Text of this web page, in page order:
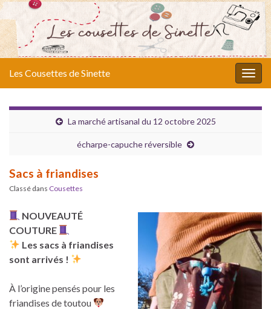
Les Cousettes de Sinette
La marché artisanal du 12 octobre 2025
écharpe-capuche réversible
Sacs à friandises
Classé dans Cousettes
NOUVEAUTÉ
COUTURE
Les sacs à friandises
sont arrivés !
À l’origine pensés pour les
friandises de toutou